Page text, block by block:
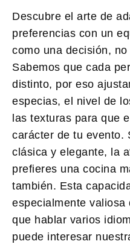
Descubre el arte de
preferencias con un
como una decisión,
Sabemos que cada
distinto, por eso
especias, el nivel de
las texturas para que
carácter de tu evento.
clásica y elegante, la
prefieres una cocina
también. Esta
especialmente
que hablar varios
puede interesar